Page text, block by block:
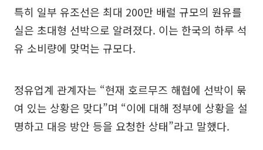
특히 일부 유조선은 최대 200만 배럴 규모의 원유를
실은 초대형 선박으로 알려졌다. 이는 한국의 하루 석
유 소비량에 맞먹는 규모다.
정유업계 관계자는 “현재 호르무즈 해협에 선박이 묶
여 있는 상황은 맞다”며 “이에 대해 정부에 상황을 설
명하고 대응 방안 등을 요청한 상태”라고 말했다.